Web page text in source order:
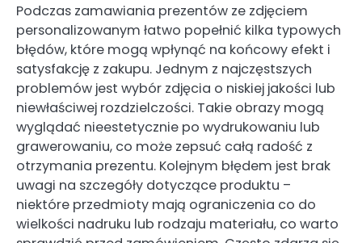
Podczas zamawiania prezentów ze zdjęciem
personalizowanym łatwo popełnić kilka typowych
błędów, które mogą wpłynąć na końcowy efekt i
satysfakcję z zakupu. Jednym z najczęstszych
problemów jest wybór zdjęcia o niskiej jakości lub
niewłaściwej rozdzielczości. Takie obrazy mogą
wyglądać nieestetycznie po wydrukowaniu lub
grawerowaniu, co może zepsuć całą radość z
otrzymania prezentu. Kolejnym błędem jest brak
uwagi na szczegóły dotyczące produktu –
niektóre przedmioty mają ograniczenia co do
wielkości nadruku lub rodzaju materiału, co warto